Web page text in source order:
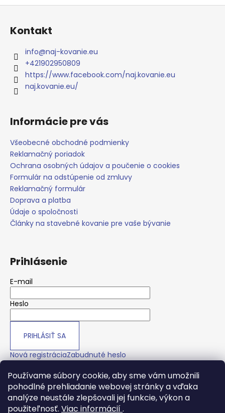
Používame súbory cookie, aby sme vám umožnili
pohodlné prehliadanie webovej stránky a vďaka
analýze neustále zlepšovali jej funkcie, výkon a
použiteľnosť. Viac informácií.
?
HĽADAŤ
O
p
o
r
ú
č
a
m
e
Z
Kontakt
info@naj-kovanie.eu
+421902950809
https://www.facebook.com/naj.kovanie.eu
naj.kovanie.eu/
Informácie pre vás
Všeobecné obchodné podmienky
Reklamačný poriadok
Ochrana osobných údajov a poučenie o cookies
Formulár na odstúpenie od zmluvy
Reklamačný formulár
Doprava a platba
Údaje o spoločnosti
Články na stavebné kovanie pre vaše bývanie
Prihlásenie
E-mail
Heslo
PRIHLÁSIŤ SA
Nová registráciaZabudnuté heslo
O nás